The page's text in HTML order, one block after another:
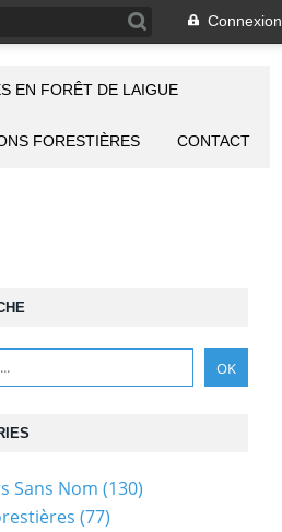
Connexion
EN FORÊT DE LAIGUE
FORESTIÈRES CONTACT
Sans Nom (130)
(77)